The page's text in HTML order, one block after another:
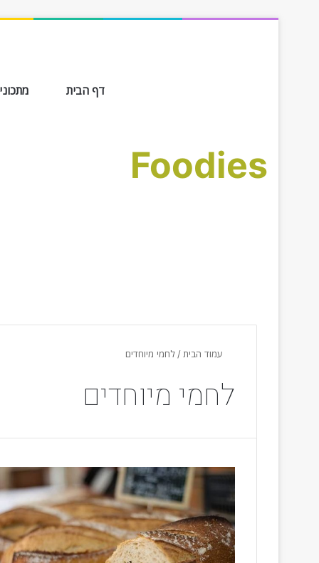
Foodies
דף הבית מתכונים
עמוד הבית / לחמי מיוחדים
לחמי מיוחדים